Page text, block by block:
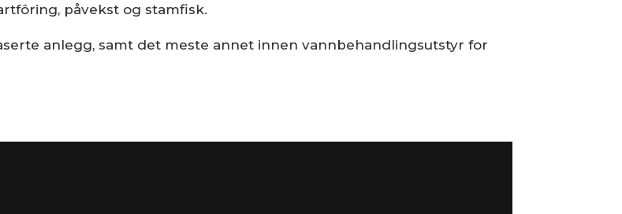
påvekst og stamfisk.
anlegg, samt det meste annet innen vannbehandlingsutstyr for